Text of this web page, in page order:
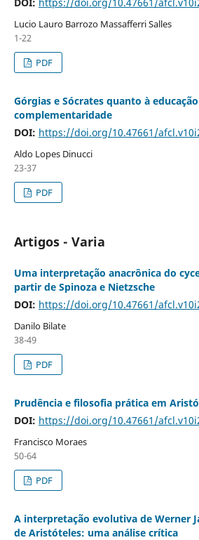
Lucio Lauro Barrozo Massafferri Salles
1-22
PDF
Górgias e Sócrates quanto à
complementaridade
DOI: https://doi.org/10.47661/
Aldo Lopes Dinucci
23-37
PDF
Artigos - Varia
Uma interpretação anacrônica do
partir de Spinoza e Nietzsche
DOI: https://doi.org/10.47661/
Danilo Bilate
38-49
PDF
Prudência e filosofia prática em
DOI: https://doi.org/10.47661/
Francisco Moraes
50-64
PDF
A interpretação evolutiva de Werner
de Aristóteles: uma análise crítica